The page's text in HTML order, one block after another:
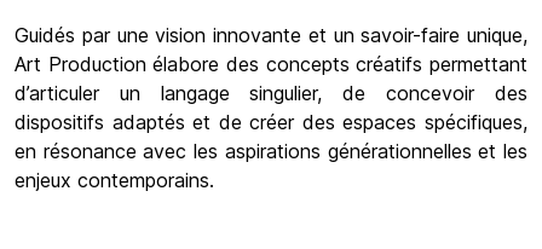
Guidés par une vision innovante et un savoir-faire unique,
Art Production élabore des concepts créatifs permettant
d’articuler un langage singulier, de concevoir des
dispositifs adaptés et de créer des espaces spécifiques,
en résonance avec les aspirations générationnelles et les
enjeux contemporains.